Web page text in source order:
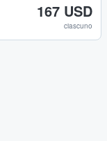
167 USD
ciascuno